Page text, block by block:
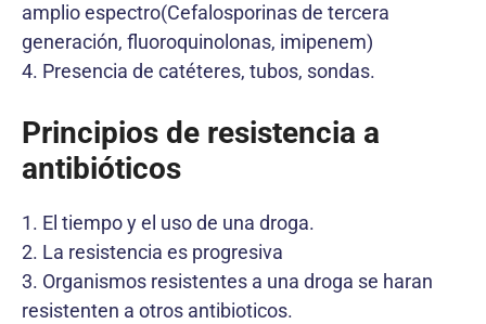
amplio espectro(Cefalosporinas de tercera
generación, fluoroquinolonas, imipenem)
4. Presencia de catéteres, tubos, sondas.
Principios de resistencia a
antibióticos
1. El tiempo y el uso de una droga.
2. La resistencia es progresiva
3. Organismos resistentes a una droga se haran
resistenten a otros antibioticos.